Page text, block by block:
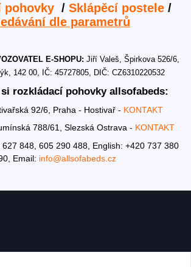
pohovky / Sklápěcí postele/
dle parametrů
E-SHOPU:Jiří Valeš, Špirkova 526/6,
142 00, IČ: 45727805, DIČ: CZ6310220532
rozkládací pohovky allsofabeds:
92/6, Praha - Hostivař - KONTAKT
788/61, Slezská Ostrava - KONTAKT
848, 605 290 488, English: +420 737 380
Email: info@allsofabeds.cz